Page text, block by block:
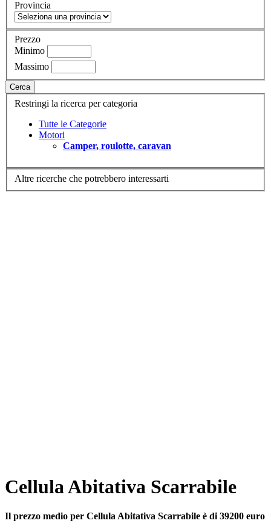
Provincia
Prezzo
Minimo
Massimo
Cerca
Restringi la ricerca per categoria
Tutte le Categorie
Motori
Camper, roulotte, caravan
Altre ricerche che potrebbero interessarti
Cellula Abitativa Scarrabile
Il prezzo medio per Cellula Abitativa Scarrabile è di 39200 euro